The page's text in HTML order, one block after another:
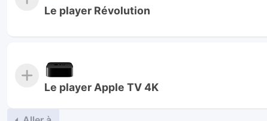
Le player Révolution
Le player Apple TV 4K